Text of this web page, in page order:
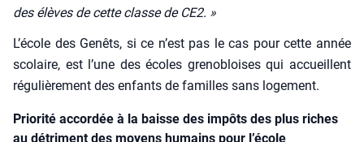
des élèves de cette classe de CE2. »
L’école des Genêts, si ce n’est pas le cas pour cette année
sco­laire, est l’une des écoles gre­no­bloises qui accueillent
régu­liè­re­ment des enfants de familles sans loge­ment.
Priorité accordée à la baisse des impôts des plus riches
au détriment des moyens humains pour l’école